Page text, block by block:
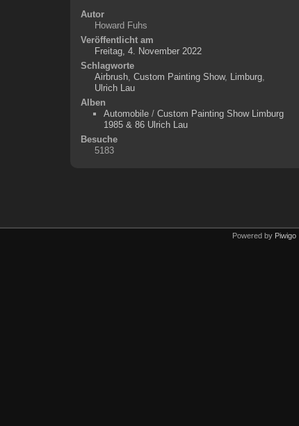
Autor
Howard Fuhs
Veröffentlicht am
Freitag, 4. November 2022
Schlagworte
Airbrush, Custom Painting Show, Limburg,
Ulrich Lau
Alben
Automobile/ Custom Painting Show Limburg
1985 & 86 Ulrich Lau
Besuche
5183
Powered by Piwigo